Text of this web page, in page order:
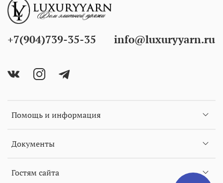
Помощь и информация
Документы
Гостям сайта
+7(904)739-35-35 info@luxuryyarn.ru